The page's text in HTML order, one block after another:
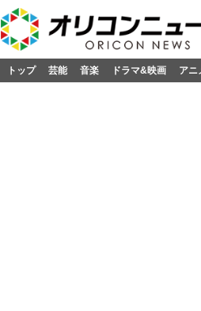
トップ 芸能 音楽 ドラマ&映画 アニ